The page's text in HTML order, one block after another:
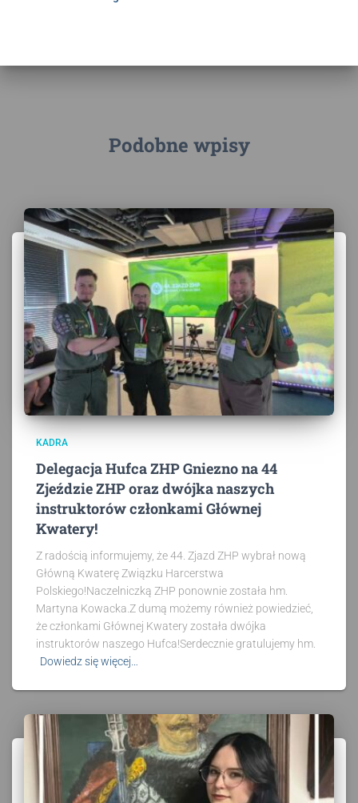
Podobne wpisy
KADRA
Delegacja Hufca ZHP Gniezno na 44
Zjeździe ZHP oraz dwójka naszych
instruktorów członkami Głównej
Kwatery!
Z radością informujemy, że 44. Zjazd ZHP wybrał nową
Główną Kwaterę Związku Harcerstwa
Polskiego!Naczelniczką ZHP ponownie została hm.
Martyna Kowacka.Z dumą możemy również powiedzieć,
że członkami Głównej Kwatery została dwójka
instruktorów naszego Hufca!Serdecznie gratulujemy hm.
Dowiedz się więcej…